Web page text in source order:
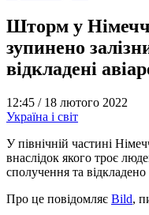
Шторм у
зупинено
відкладені
12:45 / 18 лютого 2022
Україна і світ
У північній частині
внаслідок якого троє
сполучення та відкладено
Про це повідомляє Bild,